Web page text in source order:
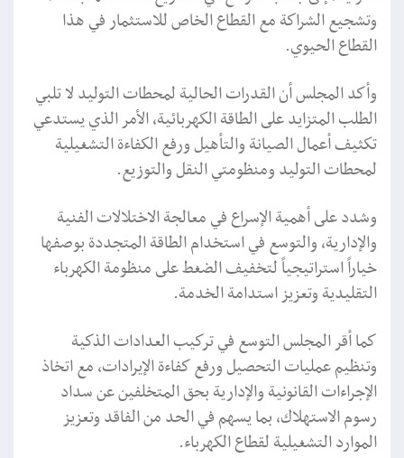
وتشجيع الشراكة مع القطاع الخاص للاستثمار في هذا
القطاع الحيوي.
وأكد المجلس أن القدرات الحالية لمحطات التوليد لا تلبي
الطلب المتزايد على الطاقة الكهربائية، الأمر الذي يستدعي
تكثيف أعمال الصيانة والتأهيل ورفع الكفاءة التشغيلية
لمحطات التوليد ومنظومتي النقل والتوزيع.
وشدد على أهمية الإسراع في معالجة الاختلالات الفنية
والإدارية، والتوسع في استخدام الطاقة المتجددة بوصفها
خياراً استراتيجياً لتخفيف الضغط على منظومة الكهرباء
التقليدية وتعزيز استدامة الخدمة.
كما أقر المجلس التوسع في تركيب العدادات الذكية
وتنظيم عمليات التحصيل ورفع كفاءة الإيرادات، مع اتخاذ
الإجراءات القانونية والإدارية بحق المتخلفين عن سداد
رسوم الاستهلاك، بما يسهم في الحد من الفاقد وتعزيز
الموارد التشغيلية لقطاع الكهرباء.